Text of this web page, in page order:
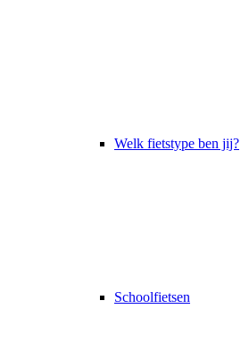
Welk fietstype ben jij?
Schoolfietsen